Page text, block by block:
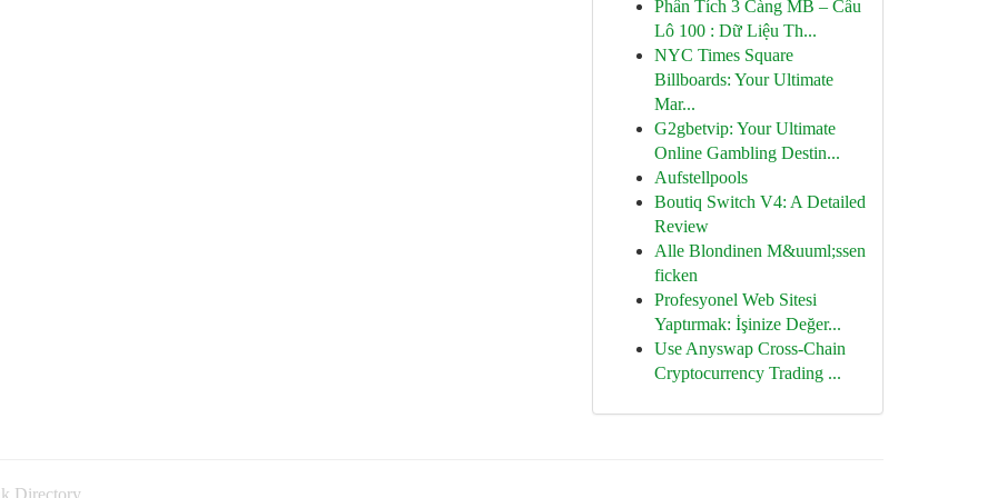
Phân Tích 3 Càng MB – Cầu
Lô 100 : Dữ Liệu Th...
NYC Times Square
Billboards: Your Ultimate
Mar...
G2gbetvip: Your Ultimate
Online Gambling Destin...
Aufstellpools
Boutiq Switch V4: A Detailed
Review
Alle Blondinen M&uuml;ssen
ficken
Profesyonel Web Sitesi
Yaptırmak: İşinize Değer...
Use Anyswap Cross-Chain
Cryptocurrency Trading ...
Directory